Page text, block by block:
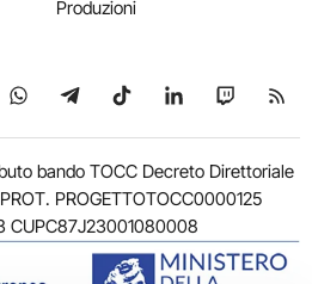
Produzioni
su YouTube
Seguici su WhatsApp
Seguici su Telegram
Seguici su TikTok
Seguici su
Seguici
bando TOCC Decreto Direttoriale
PROGETTOTOCC0000125
CUPC87J23001080008